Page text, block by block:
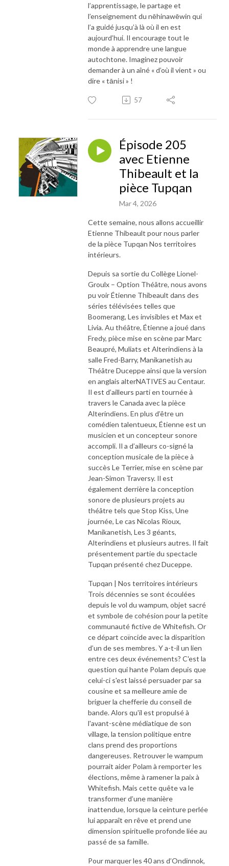
l’apprentissage, le partage et
l’enseignement du nēhinawēwin qui
l’a guidé jusqu’à là où il en est
aujourd’hui. Il encourage tout le
monde à apprendre une langue
autochtone. Imaginez pouvoir
demander à un aîné « d’où il vient » ou
dire « tānisi » !
57
Épisode 205
avec Etienne
Thibeault et la
pièce Tupqan
Mar 4, 2026
Cette semaine, nous allons accueillir
Etienne Thibeault pour nous parler
de la pièce Tupqan Nos territoires
intérieurs.
Depuis sa sortie du Collège Lionel-
Groulx – Option Théâtre, nous avons
pu voir Étienne Thibeault dans des
séries télévisées telles que
Boomerang, Les invisibles et Max et
Livia. Au théâtre, Étienne a joué dans
Fredy, pièce mise en scène par Marc
Beaupré, Muliats et Alterindiens à la
salle Fred-Barry, Manikanetish au
Théâtre Duceppe ainsi que la version
en anglais alterNATIVES au Centaur.
Il est d’ailleurs parti en tournée à
travers le Canada avec la pièce
Alterindiens. En plus d’être un
comédien talentueux, Étienne est un
musicien et un concepteur sonore
accompli. Il a d’ailleurs co-signé la
conception musicale de la pièce à
succès Le Terrier, mise en scène par
Jean-Simon Traversy. Il est
également derrière la conception
sonore de plusieurs projets au
théâtre tels que Stop Kiss, Une
journée, Le cas Nicolas Rioux,
Manikanetish, Les 3 géants,
Alterindiens et plusieurs autres. Il fait
présentement partie du spectacle
Tupqan présenté chez Duceppe.
Tupqan | Nos territoires intérieurs
Trois décennies se sont écoulées
depuis le vol du wampum, objet sacré
et symbole de cohésion pour la petite
communauté fictive de Whitefish. Or
ce départ coïncide avec la disparition
d’un de ses membres. Y a-t-il un lien
entre ces deux événements? C'est la
question qui hante Polam depuis que
celui-ci s'est laissé persuader par sa
cousine et sa meilleure amie de
briguer la chefferie du conseil de
bande. Alors qu'il est propulsé à
l'avant-scène médiatique de son
village, la tension politique entre
clans prend des proportions
dangereuses. Retrouver le wampum
pourrait aider Polam à remporter les
élections, même à ramener la paix à
Whitefish. Mais cette quête va le
transformer d’une manière
inattendue, lorsque la ceinture perlée
lui apparaît en rêve et prend une
dimension spirituelle profonde liée au
passé de sa famille.
Pour marquer les 40 ans d’Ondinnok,